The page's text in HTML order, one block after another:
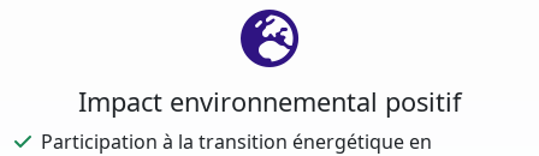
Impact environnemental positif
Participation à la transition énergétique en